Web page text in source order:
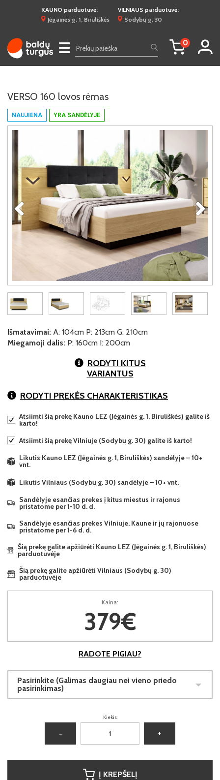
KAUNO parduotuvė:
Jėgainės g. 1, Biruliškės
VILNIAUS parduotuvė:
Sodybų g. 30
☰ 0
NAUJIENA YRA SANDĖLYJE
VERSO 160 lovos rėmas
Išmatavimai: A: 104cm P: 213cm G: 210cm
Miegamoji dalis: P: 160cm I: 200cm
RODYTI KITUS
VARIANTUS
RODYTI PREKĖS CHARAKTERISTIKAS
Atsiimti šią prekę Kauno LEZ (Jėgainės g. 1, Biruliškės) galite iš
karto!
Atsiimti šią prekę Vilniuje (Sodybų g. 30) galite iš karto!
Likutis Kauno LEZ (Jėgainės g. 1, Biruliškės) sandėlyje – 10+
vnt.
Likutis Vilniaus (Sodybų g. 30) sandėlyje – 10+ vnt.
Sandėlyje esančias prekes į kitus miestus ir rajonus
pristatome per 1-10 d. d.
Sandėlyje esančias prekes Vilniuje, Kaune ir jų rajonuose
pristatome per 1-6 d. d.
Šią prekę galite apžiūrėti Kauno LEZ (Jėgainės g. 1, Biruliškės)
parduotuvėje
Šią prekę galite apžiūrėti Vilniaus (Sodybų g. 30)
parduotuvėje
Kaina:
379€
RADOTE PIGIAU?
Pasirinkite (Galimas daugiau nei vieno priedo
pasirinkimas)
Kiekis:
− +
Į KREPŠELĮ